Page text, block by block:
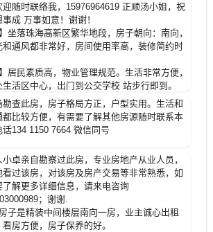
迎随时联络我，15976964619 正顺汤小姐，祝
事成 万事如意！谢谢！
】坐落珠海高新区繁华地段，房子朝向：南向，
和通风都非常好，房间使用率高，装修简约时
】居民素质高，物业管理规范。生活非常方便，
生活区中心，出门到公交学校 站步行即到。
勘查此房，房子格局方正，户型实用。生活和
都比较方便，有需要了解其他房源随时联系本
话134 1150 7664 微信同号
小卓亲自勘察过此房，专业房地产从业人员，
看过该房，对该房及房产交易等非常熟悉，如
了解更多详细信息，请来电咨询
；谢谢.
子是精装中间楼层南向一房，业主诚心出租
看房方便，房子保养的好。